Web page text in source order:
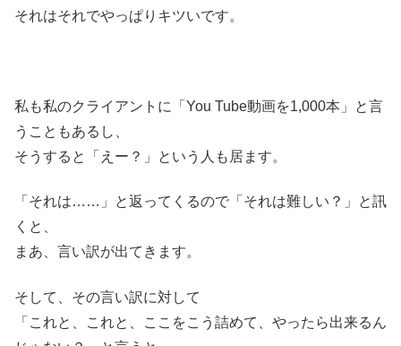
それはそれでやっぱりキツいです。
私も私のクライアントに「You Tube動画を1,000本」と言
うこともあるし、
そうすると「えー？」という人も居ます。
「それは……」と返ってくるので「それは難しい？」と訊
くと、
まあ、言い訳が出てきます。
そして、その言い訳に対して
「これと、これと、ここをこう詰めて、やったら出来るん